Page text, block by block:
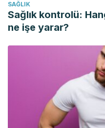
Scielo.org. (Consulta
LOS ALIMENTOS. Online
http://
SAĞLIK
Sağlık kontrolü:
ne işe yarar?